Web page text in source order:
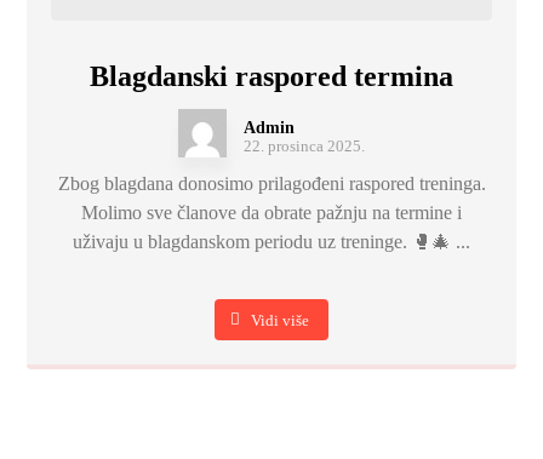
Blagdanski raspored termina
Admin
22. prosinca 2025.
Zbog blagdana donosimo prilagođeni raspored treninga.
Molimo sve članove da obrate pažnju na termine i
uživaju u blagdanskom periodu uz treninge. 🥊🎄 ...
Vidi više